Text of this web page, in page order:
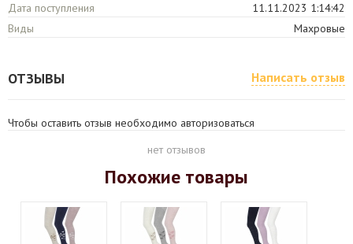
Дата поступления
11.11.2023 1:14:42
Виды
Махровые
ОТЗЫВЫ Написать отзыв
Чтобы оставить отзыв необходимо авторизоваться
нет отзывов
Похожие товары